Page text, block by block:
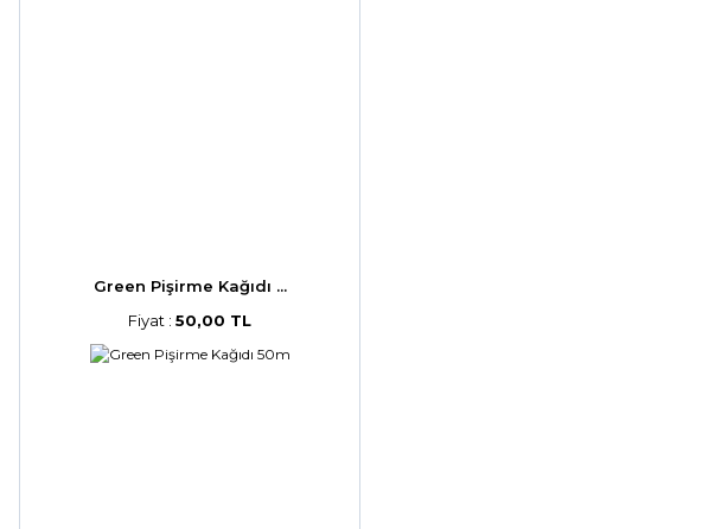
Green Pişirme Kağıdı ...
Fiyat : 50,00 TL